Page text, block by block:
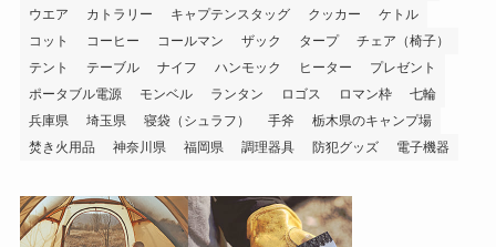
ウエア
カトラリー キャプテンスタッグ クッカー
ケトル
コット
コーヒー コールマン ザック タープ
チェア（椅子）
テント
テーブル ナイフ ハンモック ヒーター
プレゼント
ポータブル電源
モンベル ランタン ロゴス ロマン枠
七輪
兵庫県
埼玉県 寝袋（シュラフ） 手斧
栃木県のキャンプ場
焚き火用品
神奈川県 福岡県 調理器具 防犯グッズ 電子機器